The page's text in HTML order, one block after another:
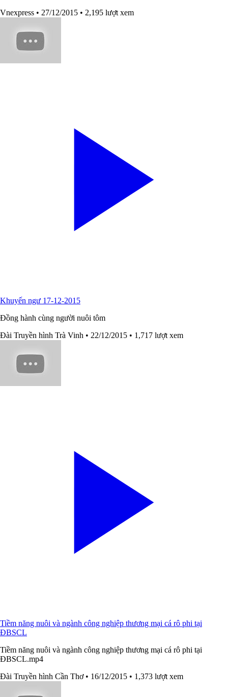
Vnexpress • 27/12/2015 • 2,195 lượt xem
Khuyến ngư 17-12-2015
Đồng hành cùng người nuôi tôm
Đài Truyền hình Trà Vinh • 22/12/2015 • 1,717 lượt xem
Tiềm năng nuôi và ngành công nghiệp thương mại cá rô phi tại
ĐBSCL
Tiềm năng nuôi và ngành công nghiệp thương mại cá rô phi tại
ĐBSCL.mp4
Đài Truyền hình Cần Thơ • 16/12/2015 • 1,373 lượt xem